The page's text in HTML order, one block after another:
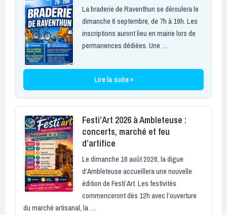
La braderie de Raventhun se déroulera le
dimanche 6 septembre, de 7h à 19h. Les
inscriptions auront lieu en mairie lors de
permanences dédiées. Une …
Lire la suite »
Festi’Art 2026 à Ambleteuse :
concerts, marché et feu
d’artifice
Le dimanche 16 août 2026, la digue
d’Ambleteuse accueillera une nouvelle
édition de Festi’Art. Les festivités
commenceront dès 12h avec l’ouverture
du marché artisanal, la …